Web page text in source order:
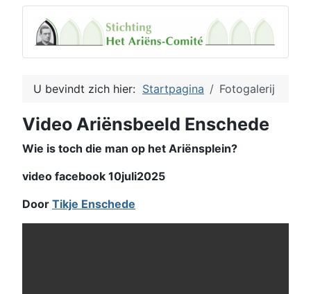
U bevindt zich hier: Startpagina Fotogalerij
Video Ariënsbeeld Enschede
Wie is toch die man op het Ariënsplein?
video facebook 10juli2025
Door Tikje Enschede